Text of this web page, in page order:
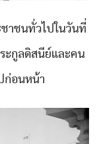
าชนทั่วไปในวันที่
ะกูลดิสนีย์และคน
ก่อนหน้า